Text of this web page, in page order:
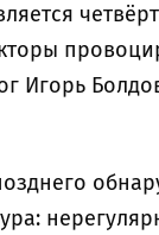
Игорь